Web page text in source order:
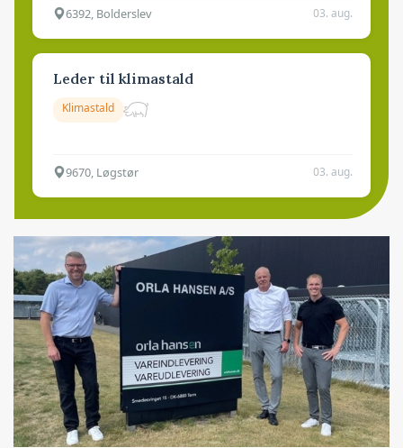
6392, Bolderslev 03. aug.
Leder til klimastald
Klimastald
9670, Løgstør 03. aug.